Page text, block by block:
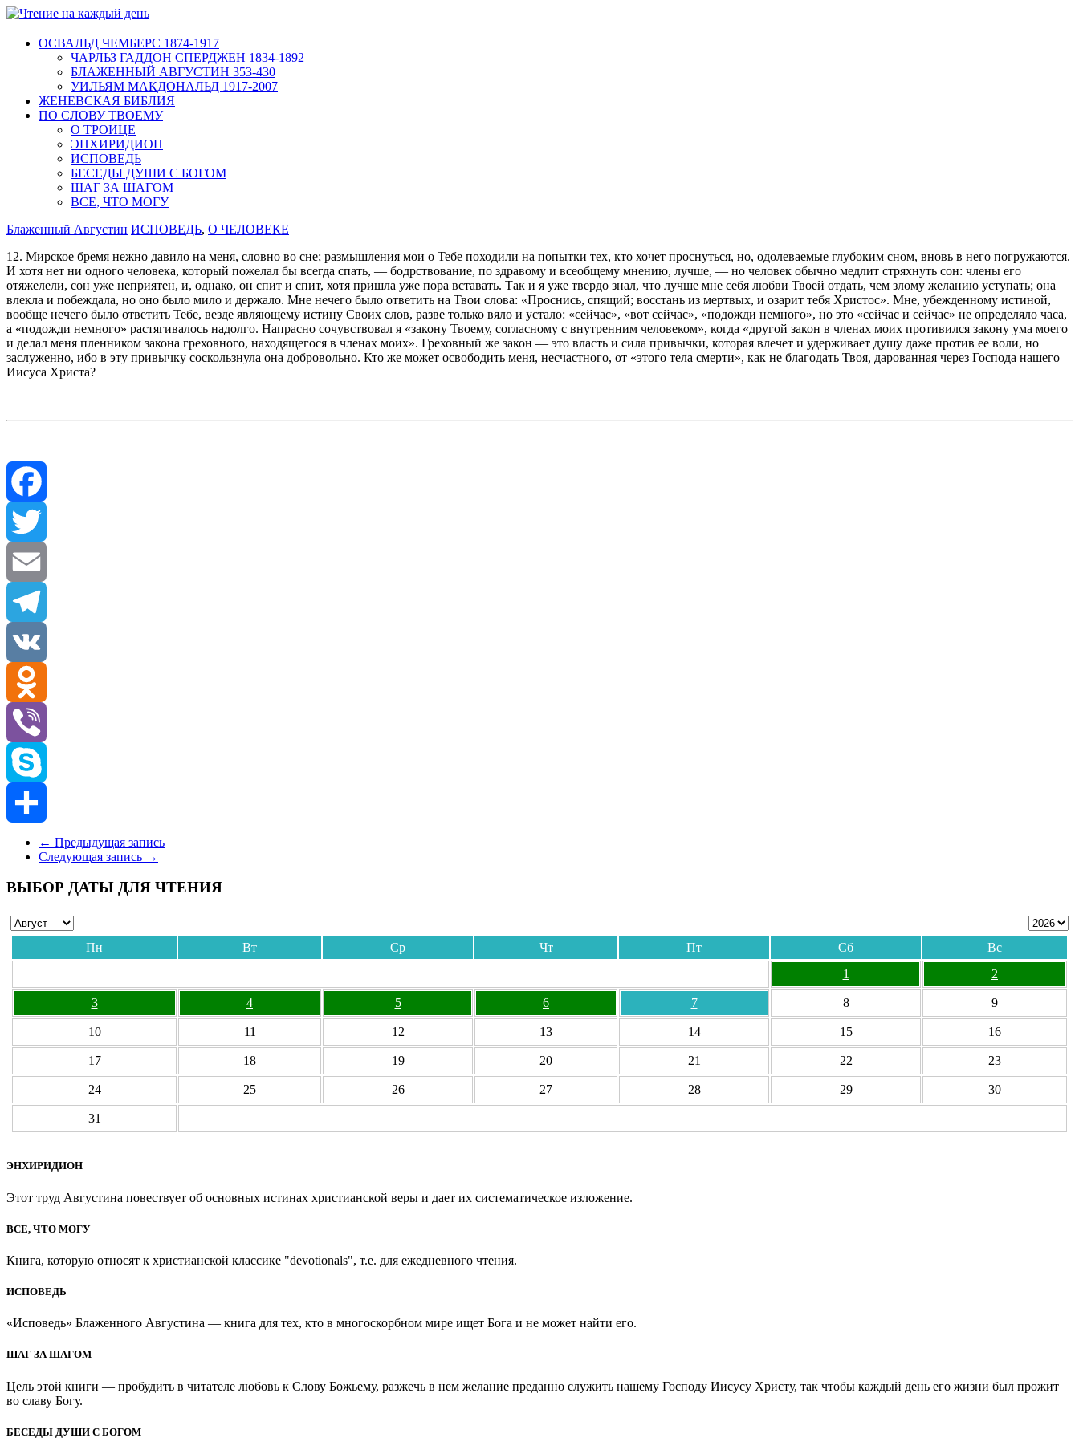
ОСВАЛЬД ЧЕМБЕРС 1874-1917
ЧАРЛЬЗ ГАДДОН СПЕРДЖЕН 1834-1892
БЛАЖЕННЫЙ АВГУСТИН 353-430
УИЛЬЯМ МАКДОНАЛЬД 1917-2007
ЖЕНЕВСКАЯ БИБЛИЯ
ПО СЛОВУ ТВОЕМУ
О ТРОИЦЕ
ЭНХИРИДИОН
ИСПОВЕДЬ
БЕСЕДЫ ДУШИ С БОГОМ
ШАГ ЗА ШАГОМ
ВСЕ, ЧТО МОГУ
Блаженный Августин ИСПОВЕДЬ, О ЧЕЛОВЕКЕ
12. Мирское бремя нежно давило на меня, словно во сне; размышления мои о Тебе походили на попытки тех, кто хочет проснуться, но, одолеваемые глубоким сном, вновь в него погружаются.
И хотя нет ни одного человека, который пожелал бы всегда спать, — бодрствование, по здравому и всеобщему мнению, лучше, — но человек обычно медлит стряхнуть сон: члены его
отяжелели, сон уже неприятен, и, однако, он спит и спит, хотя пришла уже пора вставать. Так и я уже твердо знал, что лучше мне себя любви Твоей отдать, чем злому желанию уступать; она
влекла и побеждала, но оно было мило и держало. Мне нечего было ответить на Твои слова: «Проснись, спящий; восстань из мертвых, и озарит тебя Христос». Мне, убежденному истиной,
вообще нечего было ответить Тебе, везде являющему истину Своих слов, разве только вяло и устало: «сейчас», «вот сейчас», «подожди немного», но это «сейчас и сейчас» не определяло часа,
а «подожди немного» растягивалось надолго. Напрасно сочувствовал я «закону Твоему, согласному с внутренним человеком», когда «другой закон в членах моих противился закону ума моего
и делал меня пленником закона греховного, находящегося в членах моих». Греховный же закон — это власть и сила привычки, которая влечет и удерживает душу даже против ее воли, но
заслуженно, ибо в эту привычку соскользнула она добровольно. Кто же может освободить меня, несчастного, от «этого тела смерти», как не благодать Твоя, дарованная через Господа нашего
Иисуса Христа?
Facebook
Twitter
Email
Telegram
VK
Odnoklassniki
Viber
Skype
Отправить
← Предыдущая запись
Следующая запись →
ВЫБОР ДАТЫ ДЛЯ ЧТЕНИЯ
Пн Вт Ср Чт Пт Сб
Вс
1
2
3 4 5 6 7 8 9
10 11 12 13 14 15 16
17 18 19 20 21 22 23
24 25 26 27 28 29 30
31
ЭНХИРИДИОН
Этот труд Августина повествует об основных истинах христианской веры и дает их систематическое изложение.
ВСЕ, ЧТО МОГУ
Книга, которую относят к христианской классике "devotionals", т.е. для ежедневного чтения.
ИСПОВЕДЬ
«Исповедь» Блаженного Августина — книга для тех, кто в многоскорбном мире ищет Бога и не может найти его.
ШАГ ЗА ШАГОМ
Цель этой книги — пробудить в читателе любовь к Слову Божьему, разжечь в нем желание преданно служить нашему Господу Иисусу Христу, так чтобы каждый день его жизни был прожит
во славу Богу.
БЕСЕДЫ ДУШИ С БОГОМ